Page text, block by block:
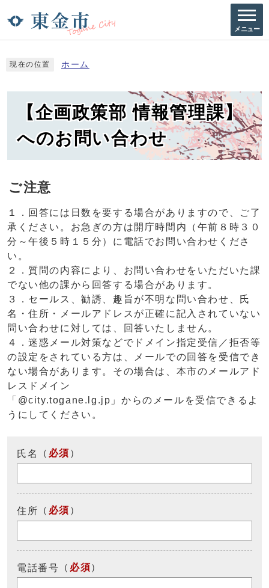
メニュー
現在の位置 ホーム
【企画政策部 情報管理課】
へのお問い合わせ
ご注意
１．回答には日数を要する場合がありますので、ご了
承ください。お急ぎの方は開庁時間内（午前８時３０
分～午後５時１５分）に電話でお問い合わせくださ
い。
２．質問の内容により、お問い合わせをいただいた課
でない他の課から回答する場合があります。
３．セールス、勧誘、趣旨が不明な問い合わせ、氏
名・住所・メールアドレスが正確に記入されていない
問い合わせに対しては、回答いたしません。
４．迷惑メール対策などでドメイン指定受信／拒否等
の設定をされている方は、メールでの回答を受信でき
ない場合があります。その場合は、本市のメールアド
レスドメイン
「@city.togane.lg.jp」からのメールを受信できるよ
うにしてください。
氏名 （ 必須 ）
住所 （ 必須 ）
電話番号 （ 必須）